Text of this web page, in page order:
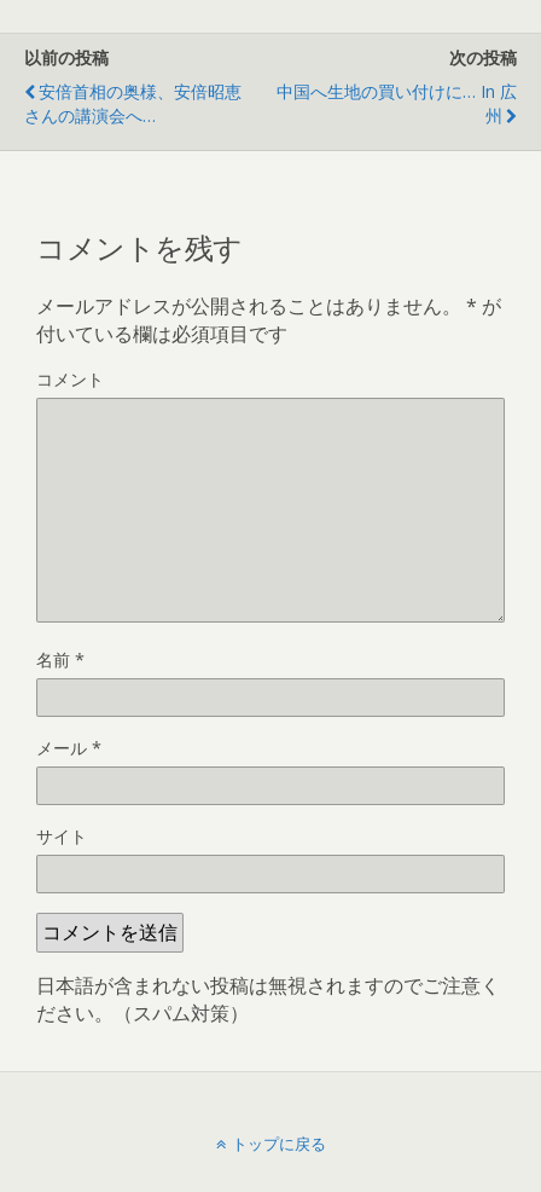
以前の投稿
安倍首相の奥様、安倍昭恵
さんの講演会へ…
次の投稿
中国へ生地の買い付けに… In 広
州
コメントを残す
メールアドレスが公開されることはありません。 * が
付いている欄は必須項目です
コメント
名前 *
メール *
サイト
日本語が含まれない投稿は無視されますのでご注意く
ださい。（スパム対策）
トップに戻る